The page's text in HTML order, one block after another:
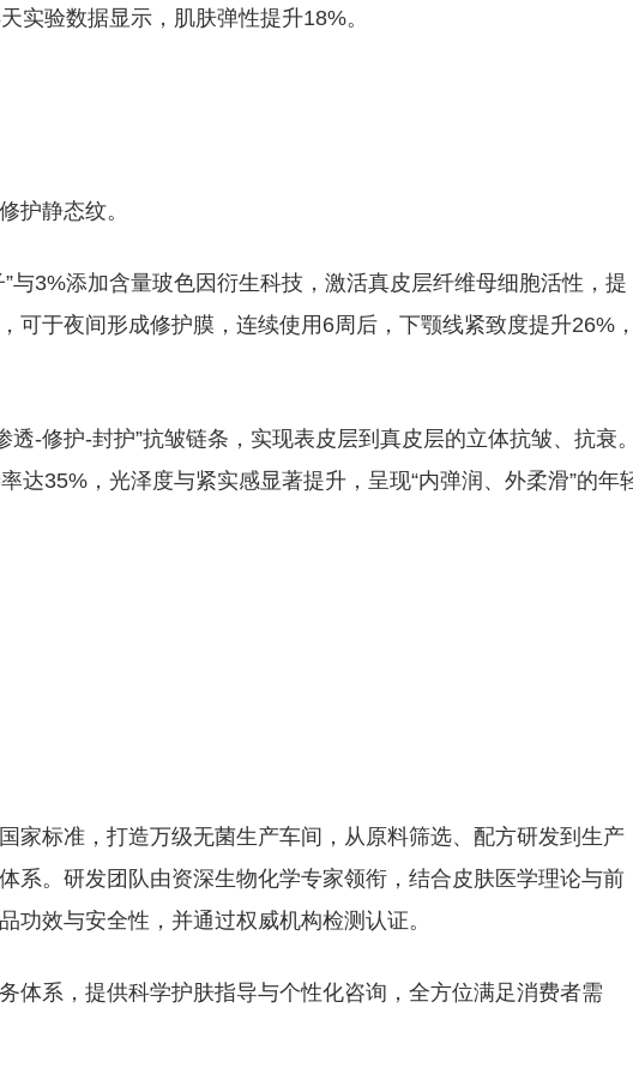
实验数据显示，肌肤弹性提升18%。
护静态纹。
与3%添加含量玻色因衍生科技，激活真皮层纤维母细胞活性，提
可于夜间形成修护膜，连续使用6周后，下颚线紧致度提升26%，
-修护-封护”抗皱链条，实现表皮层到真皮层的立体抗皱、抗衰。
达35%，光泽度与紧实感显著提升，呈现“内弹润、外柔滑”的年
家标准，打造万级无菌生产车间，从原料筛选、配方研发到生产
系。研发团队由资深生物化学专家领衔，结合皮肤医学理论与前
功效与安全性，并通过权威机构检测认证。
体系，提供科学护肤指导与个性化咨询，全方位满足消费者需